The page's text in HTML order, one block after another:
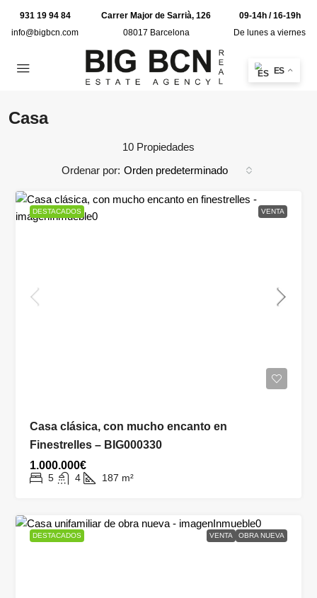
931 19 94 84
info@bigbcn.com
Carrer Major de Sarrià, 126
08017 Barcelona
09-14h / 16-19h
De lunes a viernes
Casa
10 Propiedades
Ordenar por: Orden predeterminado
DESTACADOS VENTA
Casa clásica, con mucho encanto en
Finestrelles – BIG000330
1.000.000€
5 4 187 m²
DESTACADOS VENTA OBRA NUEVA
ES